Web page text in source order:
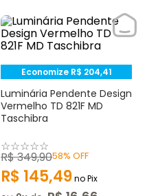
Economize R$ 204,41
Luminária Pendente Design
Vermelho TD 821F MD
Taschibra
☆☆☆☆☆
R$349,9058% OFF
R$ 145,49no Pix